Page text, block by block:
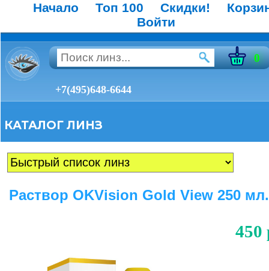
Начало Топ 100 Скидки!
Войти
0
+7(495)648-6644
КАТАЛОГ ЛИНЗ
Раствор OKVision Gold View 250 мл.
450